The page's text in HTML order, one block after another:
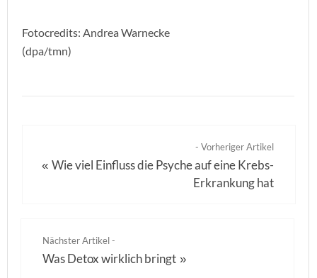
Fotocredits: Andrea Warnecke
(dpa/tmn)
- Vorheriger Artikel
«Wie viel Einfluss die Psyche auf eine Krebs-
Erkrankung hat
Nächster Artikel -
Was Detox wirklich bringt »